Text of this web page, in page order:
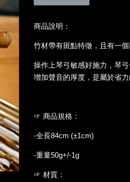
商品說明：
竹材帶有斑點特徵，且有一
操作上琴弓敏感好施力，琴
增加聲音的厚度，是屬於省力
☞ 商品規格：
-全長84cm (±1cm)
-重量50g+/-1g
☞ 材質：